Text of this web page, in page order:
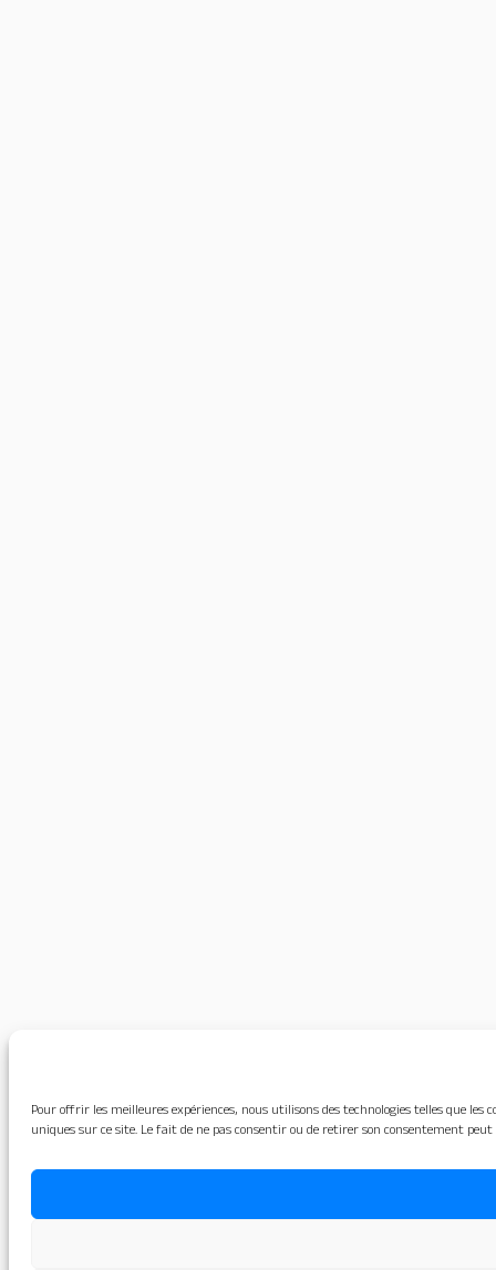
Pour offrir les meilleures expériences, nous utilisons des technologies telles que
uniques sur ce site. Le fait de ne pas consentir ou de retirer son consentement